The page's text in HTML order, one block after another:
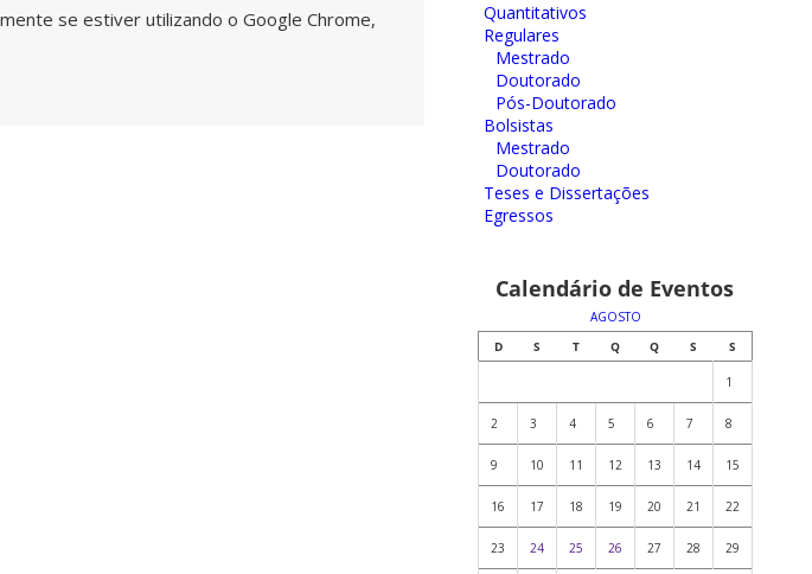
se estiver utilizando o Google Chrome,
Quantitativos
Regulares
Mestrado
Doutorado
Pós-Doutorado
Bolsistas
Mestrado
Doutorado
Teses e Dissertações
Egressos
Calendário de Eventos
AGOSTO
D
S T Q Q S S
1
2 3 4 5 6 7 8
9 10 11 12 13 14 15
16 17 18 19 20 21 22
23 24 25 26 27 28 29